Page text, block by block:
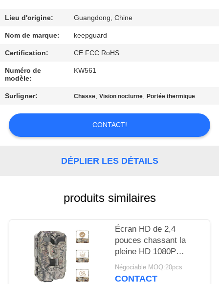
VISITE
DE
L'USINE
CONTRÔLE
DE
LA
QUALITÉ
DEMANDEZ
DEVIS
Lieu d'origine: Guangdong, Chine
Nom de marque: keepguard
Certification: CE FCC RoHS
Numéro de
modèle:
KW561
Surligner: Chasse,Vision nocturne,Portée thermique
CONTACT!
DÉPLIER LES DÉTAILS
produits similaires
Écran HD de 2,4
pouces chassant la
pleine HD 1080P
caméra de chasse de
traînée des caméras IR
Négociable MOQ:20pcs
CONTACT